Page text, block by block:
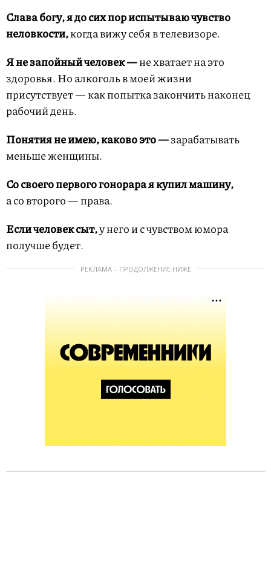
Слава богу, я до сих пор испытываю чувство
неловкости,когда вижу себя в телевизоре.
Я не запойный человек —не хватает на это
здоровья. Но алкоголь в моей жизни
присутствует — как попытка закончить наконец
рабочий день.
Понятия не имею, каково это —зарабатывать
меньше женщины.
Со своего первого гонорара я купил машину,
а со второго — права.
Если человек сыт,у него и с чувством юмора
получше будет.
РЕКЛАМА – ПРОДОЛЖЕНИЕ НИЖЕ